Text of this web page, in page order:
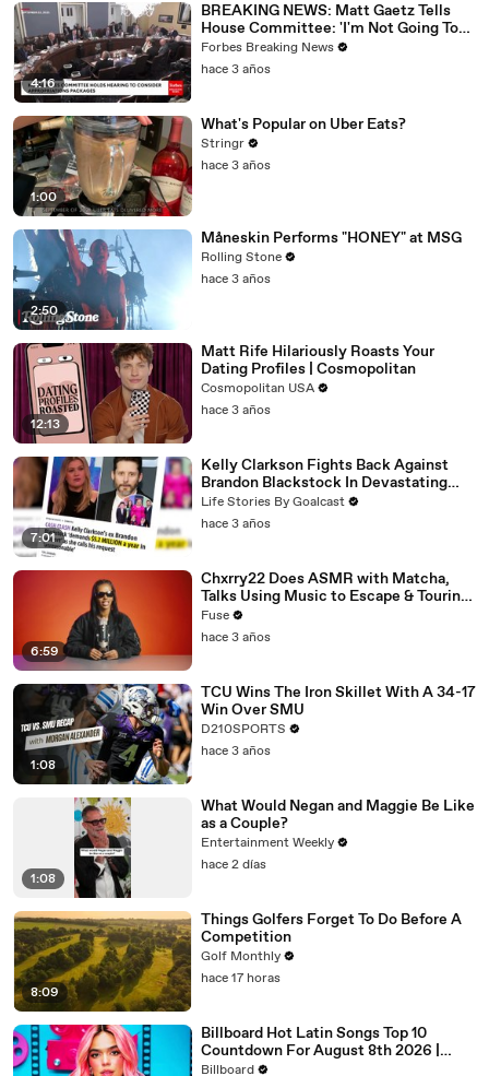
4:16
BREAKING NEWS: Matt Gaetz Tells
House Committee: 'I'm Not Going To
Vote For A Continuing Resolution'
Forbes Breaking News
hace 3 años
1:00
What's Popular on Uber Eats?
Stringr
hace 3 años
2:50
Måneskin Performs "HONEY" at MSG
Rolling Stone
hace 3 años
12:13
Matt Rife Hilariously Roasts Your
Dating Profiles | Cosmopolitan
Cosmopolitan USA
hace 3 años
7:01
Kelly Clarkson Fights Back Against
Brandon Blackstock In Devastating
Divorce Battle
Life Stories By Goalcast
hace 3 años
6:59
Chxrry22 Does ASMR with Matcha,
Talks Using Music to Escape & Touring
with The Weeknd
Fuse
hace 3 años
1:08
TCU Wins The Iron Skillet With A 34-17
Win Over SMU
D210SPORTS
hace 3 años
1:08
What Would Negan and Maggie Be Like
as a Couple?
Entertainment Weekly
hace 2 días
8:09
Things Golfers Forget To Do Before A
Competition
Golf Monthly
hace 17 horas
Billboard Hot Latin Songs Top 10
Countdown For August 8th 2026 |
Billboard Latin
Billboard